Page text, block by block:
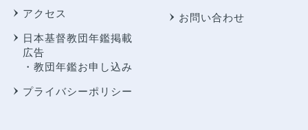
アクセス
日本基督教団年鑑掲載
広告
・教団年鑑お申し込み
プライバシーポリシー
お問い合わせ